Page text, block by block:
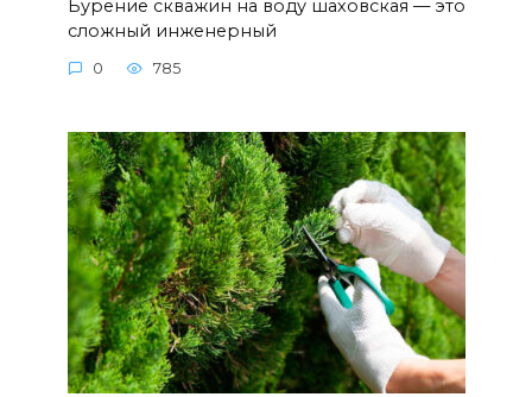
Бурение скважин на воду шаховская — это
сложный инженерный
0 785